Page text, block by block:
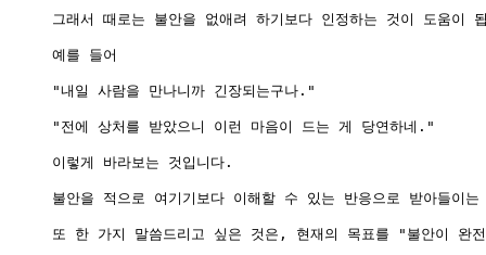
그래서 때로는 불안을 없애려 하기보다 인정하는 것이 도움이
예를 들어
"내일 사람을 만나니까 긴장되는구나."
"전에 상처를 받았으니 이런 마음이 드는 게 당연하네."
이렇게 바라보는 것입니다.
불안을 적으로 여기기보다 이해할 수 있는 반응으로 받아들이
또 한 가지 말씀드리고 싶은 것은, 현재의 목표를 "불안이 완